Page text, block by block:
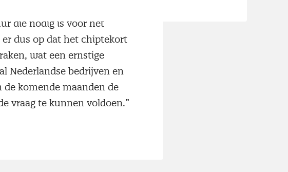
die nodig is voor het
dus op dat het chiptekort
wat een ernstige
Nederlandse bedrijven en
komende maanden de
vraag te kunnen voldoen.”